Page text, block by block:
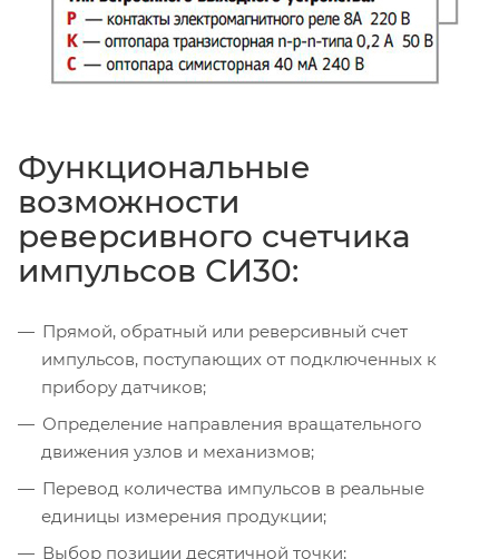
Функциональные
возможности
реверсивного счетчика
импульсов СИ30:
Прямой, обратный или реверсивный счет
импульсов, поступающих от подключенных к
прибору датчиков;
Определение направления вращательного
движения узлов и механизмов;
Перевод количества импульсов в реальные
единицы измерения продукции;
Выбор позиции десятичной точки;